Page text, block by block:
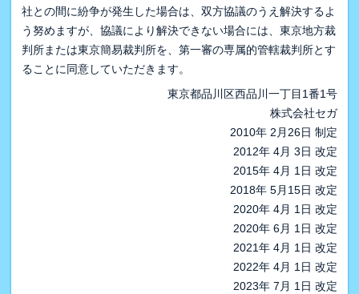
社との間に紛争が発生した場合は、双方協議のうえ解決するよ
う努めますが、協議により解決できない場合には、東京地方裁
判所または東京簡易裁判所を、第一審の専属的管轄裁判所とす
ることに同意していただきます。
東京都品川区西品川一丁目1番1号
株式会社セガ
2010年 2月26日 制定
2012年 4月 3日 改定
2015年 4月 1日 改定
2018年 5月15日 改定
2020年 4月 1日 改定
2020年 6月 1日 改定
2021年 4月 1日 改定
2022年 4月 1日 改定
2023年 7月 1日 改定